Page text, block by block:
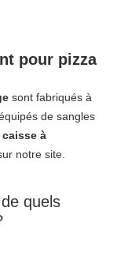
pour pizza
sont fabriqués à
de sangles
caisse à
notre site.
quels